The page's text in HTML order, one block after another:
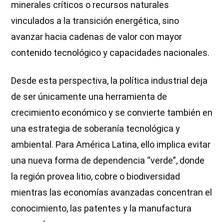
minerales críticos o recursos naturales
vinculados a la transición energética, sino
avanzar hacia cadenas de valor con mayor
contenido tecnológico y capacidades nacionales.
Desde esta perspectiva, la política industrial deja
de ser únicamente una herramienta de
crecimiento económico y se convierte también en
una estrategia de soberanía tecnológica y
ambiental. Para América Latina, ello implica evitar
una nueva forma de dependencia “verde”, donde
la región provea litio, cobre o biodiversidad
mientras las economías avanzadas concentran el
conocimiento, las patentes y la manufactura